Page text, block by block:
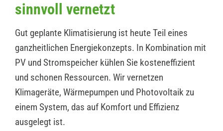
sinnvoll vernetzt
Gut geplante Klimatisierung ist heute Teil eines
ganzheitlichen Energiekonzepts. In Kombination mit
PV und Stromspeicher kühlen Sie kosteneffizient
und schonen Ressourcen. Wir vernetzen
Klimageräte, Wärmepumpen und Photovoltaik zu
einem System, das auf Komfort und Effizienz
ausgelegt ist.